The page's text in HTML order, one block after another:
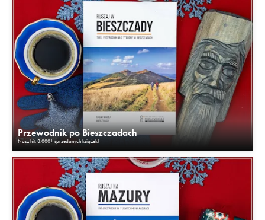
Przewodnik po Bieszczadach
Nasz hit. 8.000+ sprzedanych książek!